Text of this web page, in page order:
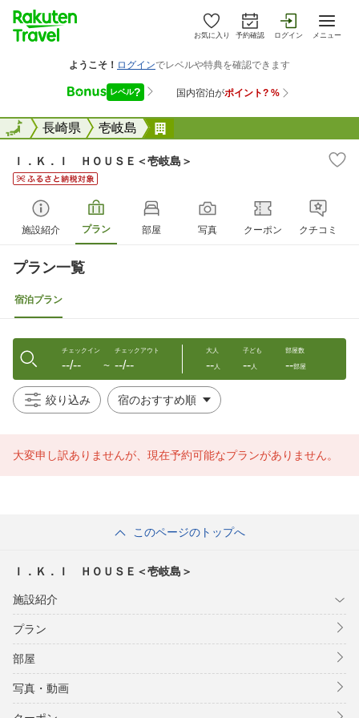
お気に入り 予約確認 ログイン メニュー
全国長崎県 壱岐島
全国
Ｉ．Ｋ．Ｉ ＨＯＵＳＥ＜壱岐島＞
施設紹介 プラン 部屋 写真 クーポン クチコミ
プラン一覧
宿泊プラン
チェックイン
--/-- 〜
チェックアウト
--/--
大人
--人
子ども
--人
部屋数
--部屋
絞り込み
大変申し訳ありませんが、現在予約可能なプランがありません。
このページのトップへ
Ｉ．Ｋ．Ｉ ＨＯＵＳＥ＜壱岐島＞
施設紹介
プラン
部屋
写真・動画